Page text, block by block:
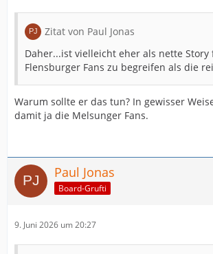
Zitat von Paul Jonas
Daher...ist vielleicht eher als nette Story
Flensburger Fans zu begreifen als die
Warum sollte er das tun? In gewisser
damit ja die Melsunger Fans.
Paul Jonas
Board-Grufti
9. Juni 2026 um 20:27